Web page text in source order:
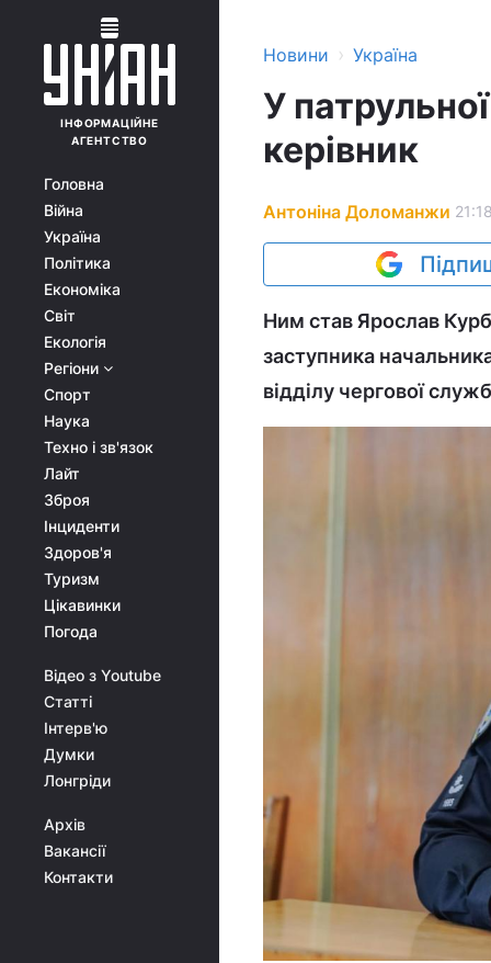
ІНФОРМАЦІЙНЕ
АГЕНТСТВО
Головна
Війна
Україна
Політика
Економіка
Світ
Екологія
Регіони
Спорт
Наука
Техно і зв'язок
Лайт
Зброя
Інциденти
Здоров'я
Туризм
Цікавинки
Погода
Відео з Youtube
Статті
Інтерв'ю
Думки
Лонгріди
Архів
Вакансії
Контакти
Новини › Україна
У
керівник
Антоніна Доломанжи
Ним став Ярослав
заступника
відділу чергової